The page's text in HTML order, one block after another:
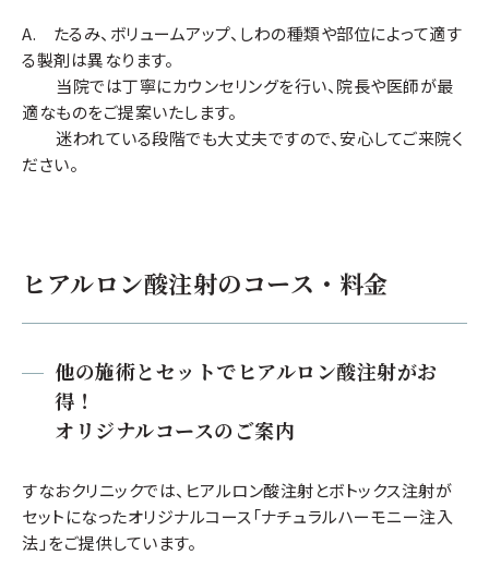
最大級粒子の高純度ヒアルロン酸
粒子が大きいため深いシワも改善
A. たるみ、ボリュームアップ、しわの種類や部位によって適す
る製剤は異なります。
当院では丁寧にカウンセリングを行い、院長や医師が最
適なものをご提案いたします。
迷われている段階でも大丈夫ですので、安心してご来院く
ださい。
ヒアルロン酸注射のコース・料金
他の施術とセットでヒアルロン酸注射がお
得！
オリジナルコースのご案内
すなおクリニックでは、ヒアルロン酸注射とボトックス注射が
セットになったオリジナルコース「ナチュラルハーモニー注入
法」をご提供しています。